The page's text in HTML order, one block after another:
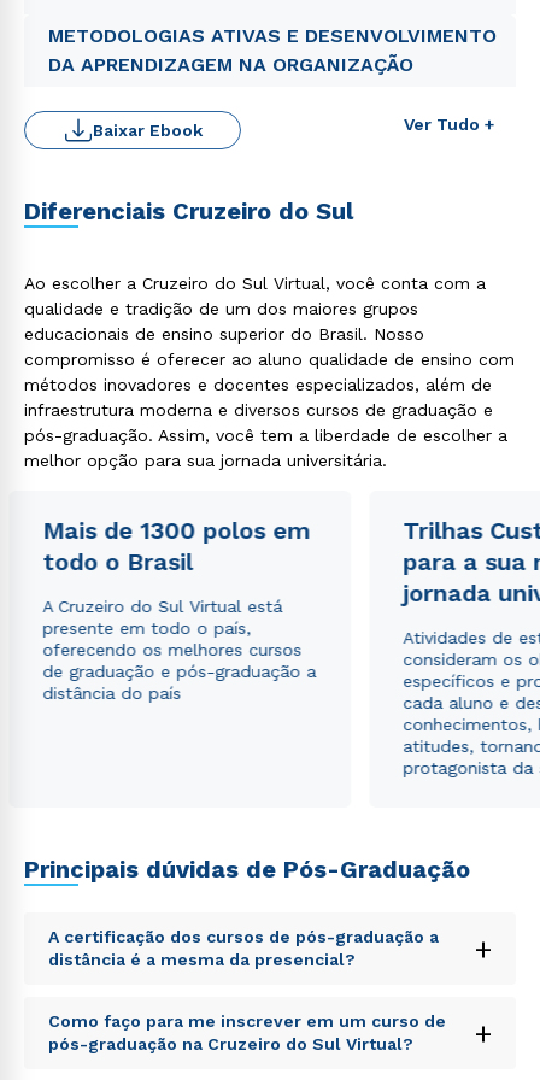
METODOLOGIAS ATIVAS E DESENVOLVIMENTO
DA APRENDIZAGEM NA ORGANIZAÇÃO
Ver Tudo +
Baixar Ebook
Diferenciais Cruzeiro do Sul
Ao escolher a Cruzeiro do Sul Virtual, você conta com a
qualidade e tradição de um dos maiores grupos
educacionais de ensino superior do Brasil. Nosso
compromisso é oferecer ao aluno qualidade de ensino com
métodos inovadores e docentes especializados, além de
infraestrutura moderna e diversos cursos de graduação e
pós-graduação. Assim, você tem a liberdade de escolher a
melhor opção para sua jornada universitária.
Mais de 1300 polos em
todo o Brasil
A Cruzeiro do Sul Virtual está
presente em todo o país,
oferecendo os melhores cursos
de graduação e pós-graduação a
distância do país
Trilhas
para a sua
jornada
Atividades de
consideram os
específicos e
cada aluno e
conhecimentos,
atitudes,
protagonista da
Principais dúvidas de Pós-Graduação
A certificação dos cursos de pós-graduação a
distância é a mesma da presencial?
+
Sed ut perspiciatis unde omnis iste natus error sit
voluptatem accusantium doloremque laudantium,
totam rem aperiam, eaque ipsa quae ab illo inventore
Como faço para me inscrever em um curso de
pós-graduação na Cruzeiro do Sul Virtual?
+
Rápido e fácil
WhatsApp
ou
Estou de acordo com a Política de Privacidade.e
autorizo que meus dados sejam utilizados para o
envio de conteúdos da Cruzeiro do Sul.